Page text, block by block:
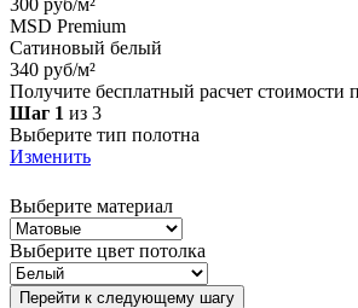
MSD Premium
Сатиновый белый
340 руб/м²
Получите бесплатный расчет стоимости
Шаг 1 из 3
Выберите тип полотна
Изменить
Выберите материал
Выберите цвет потолка
Перейти к следующему шагу